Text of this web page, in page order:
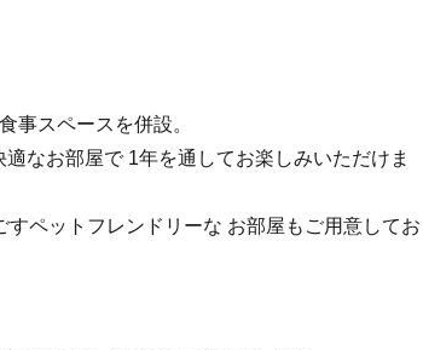
事スペースを併設。
なお部屋で 1年を通してお楽しみいただけま
すペットフレンドリーな お部屋もご用意してお